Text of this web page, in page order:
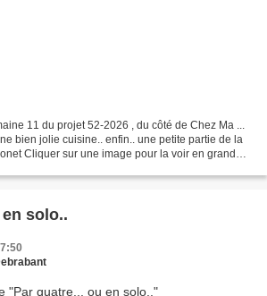
11 du projet 52-2026 , du côté de Chez Ma ...
bien jolie cuisine.. enfin.. une petite partie de la
Cliquer sur une image pour la voir en grand
solo..